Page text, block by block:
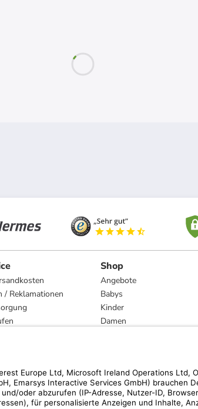
/ Reklamationen
Shop
Angebote
Babys
Kinder
Damen
Marken